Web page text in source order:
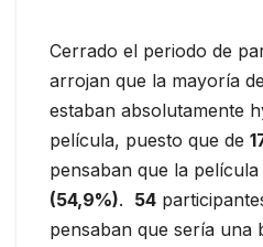
Cerrado el periodo de
arrojan que la mayoría
estaban absolutamente
película, puesto que de
pensaban que la
(54,9%). 54
pensaban que sería una